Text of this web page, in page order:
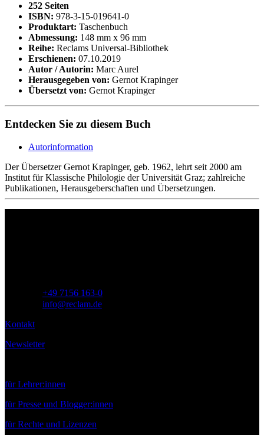
252 Seiten
ISBN: 978-3-15-019641-0
Produktart: Taschenbuch
Abmessung: 148 mm x 96 mm
Reihe: Reclams Universal-Bibliothek
Erschienen: 07.10.2019
Autor / Autorin: Marc Aurel
Herausgegeben von: Gernot Krapinger
Übersetzt von: Gernot Krapinger
Entdecken Sie zu diesem Buch
Autorinformation
Der Übersetzer Gernot Krapinger, geb. 1962, lehrt seit 2000 am
Institut für Klassische Philologie der Universität Graz; zahlreiche
Publikationen, Herausgeberschaften und Übersetzungen.
+49 7156 163-0
info@reclam.de
Kontakt
Newsletter
für Lehrer:innen
für Presse und Blogger:innen
für Rechte und Lizenzen